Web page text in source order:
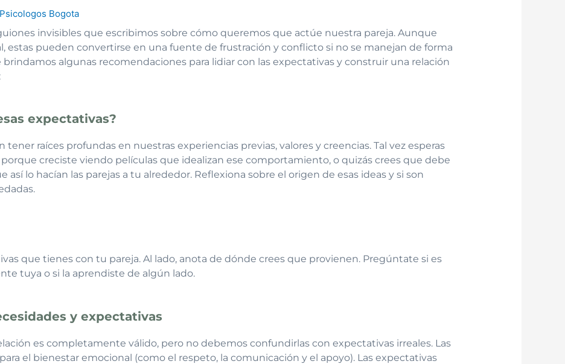
Bogota
invisibles que escribimos sobre cómo queremos que actúe nuestra pareja. Aunque
estas pueden convertirse en una fuente de frustración y conflicto si no se manejan de forma
algunas recomendaciones para lidiar con las expectativas y construir una relación
expectativas?
tener raíces profundas en nuestras experiencias previas, valores y creencias. Tal vez esperas
creciste viendo películas que idealizan ese comportamiento, o quizás crees que debe
así lo hacían las parejas a tu alrededor. Reflexiona sobre el origen de esas ideas y si son
que tienes con tu pareja. Al lado, anota de dónde crees que provienen. Pregúntate si es
tuya o si la aprendiste de algún lado.
y expectativas
es completamente válido, pero no debemos confundirlas con expectativas irreales. Las
el bienestar emocional (como el respeto, la comunicación y el apoyo). Las expectativas